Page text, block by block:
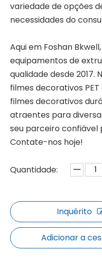
variedade de opções
necessidades do
Aqui em Foshan
equipamentos de
qualidade desde 2017.
filmes decorativos
filmes decorativos
atraentes para
seu parceiro confiável
Contate-nos hoje!
Quantidade:
Inquérito
Adicionar a